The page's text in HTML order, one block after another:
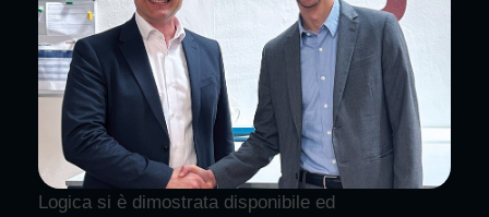
Logica si è dimostrata disponibile ed